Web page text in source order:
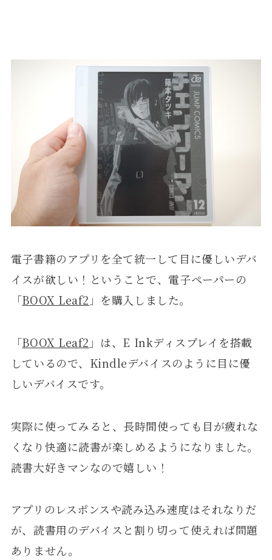
電子書籍のアプリを全て統一して目に優しいデバ
イスが欲しい！ということで、電子ペーパーの
「BOOX Leaf2 」を購入しました。
「BOOX Leaf2 」は、E Inkディスプレイを搭載
しているので、Kindleデバイスのように目に優
しいデバイスです。
実際に使ってみると、長時間使っても目が疲れな
くなり快適に読書が楽しめるようになりました。
読書大好きマンなので嬉しい！
アプリのレスポンスや読み込み速度はそれなりだ
が、読書用のデバイスと割り切って使えれば問題
ありません。